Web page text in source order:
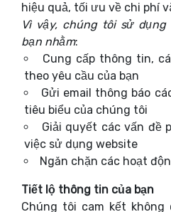
hiệu quả, tối ưu về chi phí
Vì vậy, chúng tôi sử
bạn nhằm:
Cung cấp thông tin,
theo yêu cầu của bạn
Gửi email thông báo
tiêu biểu của chúng tôi
Giải quyết các vấn đề
việc sử dụng website
Ngăn chặn các hoạt
Tiết lộ thông tin của bạn
Chúng tôi cam kết